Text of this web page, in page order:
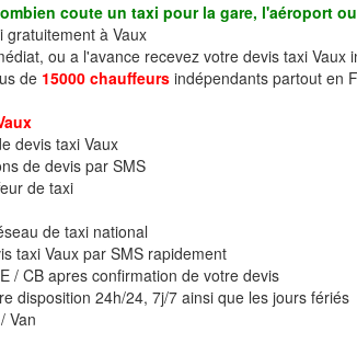
coute un taxi pour la gare, l'aéroport
gratuitement à Vaux
ou a l'avance recevez votre devis taxi Vaux
de 15000 chauffeurs indépendants partout en
devis taxi Vaux
de devis par SMS
de taxi
de taxi national
taxi Vaux par SMS rapidement
/ CB apres confirmation de votre devis
disposition 24h/24, 7j/7 ainsi que les jours fériés
Van